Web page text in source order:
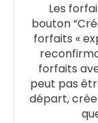
Les
bouton
forfaits «
forfaits
peut pas
départ,